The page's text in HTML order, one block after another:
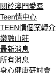
關於澳門愛羣
Teen情中心
TEEN情個案轉介
樂融山莊
最新消息
所有消息
身心健康研討會